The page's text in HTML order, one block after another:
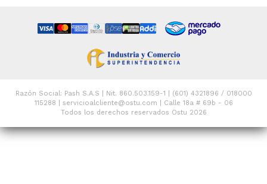
Razón Social: Pash S.A.S | Nit. 860.503.159-1 | (601) 4321896 / 018000
115288 | servicioalcliente@ostu.com | Calle 18a # 69b - 06
Todos los derechos reservados Ostu 2026